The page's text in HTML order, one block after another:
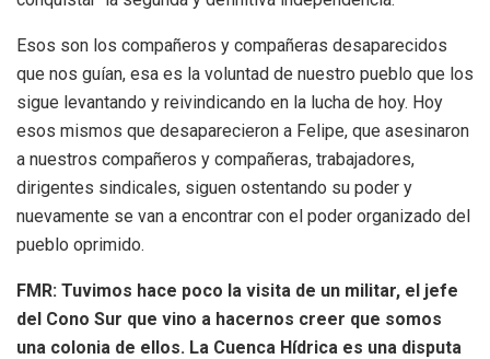
Esos son los compañeros y compañeras desaparecidos
que nos guían, esa es la voluntad de nuestro pueblo que los
sigue levantando y reivindicando en la lucha de hoy. Hoy
esos mismos que desaparecieron a Felipe, que asesinaron
a nuestros compañeros y compañeras, trabajadores,
dirigentes sindicales, siguen ostentando su poder y
nuevamente se van a encontrar con el poder organizado del
pueblo oprimido.
FMR: Tuvimos hace poco la visita de un militar, el jefe
del Cono Sur que vino a hacernos creer que somos
una colonia de ellos. La Cuenca Hídrica es una disputa